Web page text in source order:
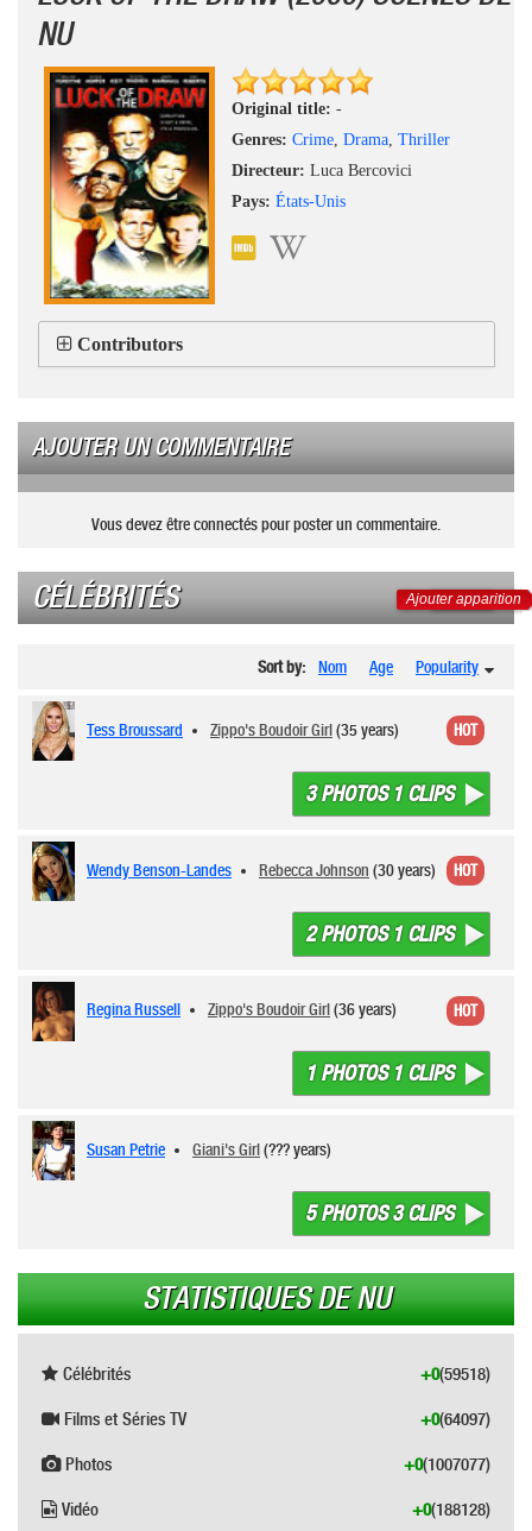
NU
Original title: -
Genres: Crime, Drama, Thriller
Directeur: Luca Bercovici
Pays: États-Unis
Contributors
AJOUTER UN COMMENTAIRE
Vous devez être connectés pour poster un commentaire.
CÉLÉBRITÉS Ajouter apparition
Sort by: Nom Age Popularity
Tess Broussard Zippo's Boudoir Girl(35 years)
3 PHOTOS 1 CLIPS
HOT
Wendy Benson-Landes Rebecca Johnson (30 years)
2 PHOTOS 1 CLIPS
HOT
Regina Russell Zippo's Boudoir Girl(36 years)
1 PHOTOS 1 CLIPS
HOT
Susan Petrie Giani's Girl(??? years)
5 PHOTOS 3 CLIPS
STATISTIQUES DE NU
Célébrités (59518)
+0
Films et Séries TV (64097)
+0
Photos (1007077)
+0
Vidéo (188128)
+0